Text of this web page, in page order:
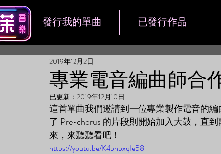
發行我的單曲 已發行作品
專業電音編曲師合
2019年12月2日
已更新： 2019年12月10日
這首單曲我們邀請到一位專業製作電音的
了 Pre-chorus 的片段則開始加入大鼓，直
來，來聽聽看吧！
https://youtu.be/K4phpxqIe58